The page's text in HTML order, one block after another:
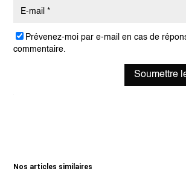
Prévenez-moi par e-mail en cas de
commentaire.
Soumettre
Nos articles similaires